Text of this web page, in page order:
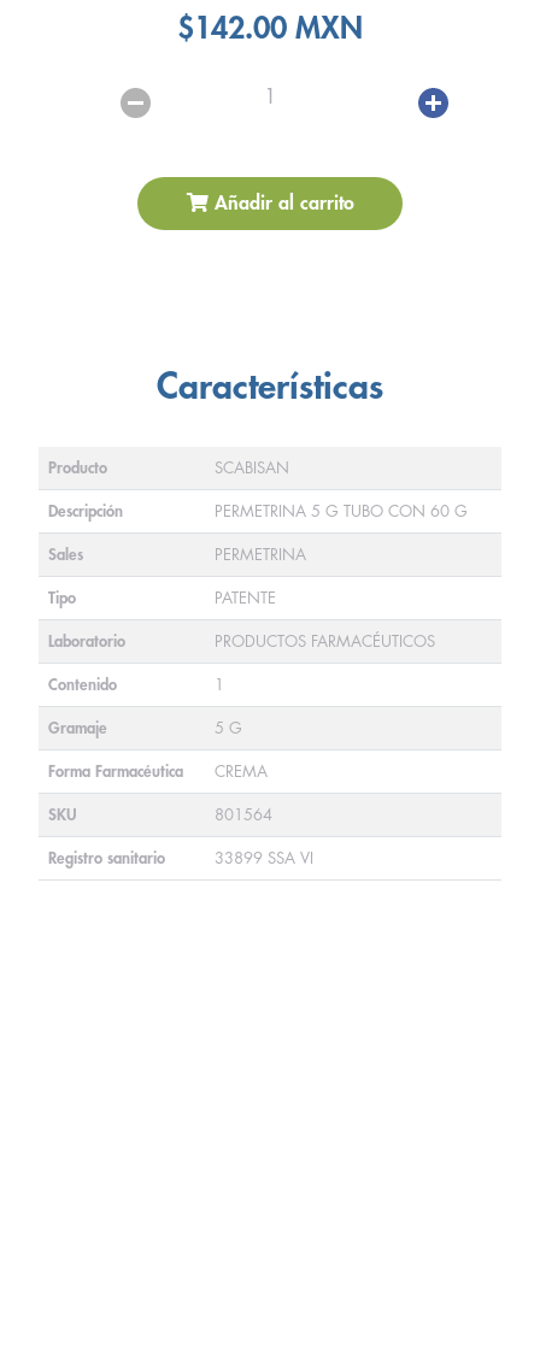
$142.00 MXN
1
Añadir al carrito
Características
Producto SCABISAN
Descripción PERMETRINA 5 G TUBO CON 60 G
Sales PERMETRINA
Tipo PATENTE
Laboratorio PRODUCTOS FARMACÉUTICOS
Contenido 1
Gramaje 5 G
Forma Farmacéutica CREMA
SKU 801564
Registro sanitario 33899 SSA VI